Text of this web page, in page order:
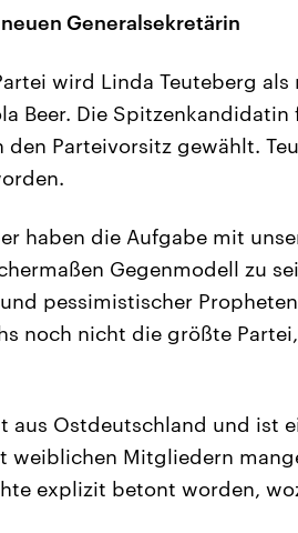
Generalsekretärin
wird Linda Teuteberg
Beer. Die
Parteivorsitz gewählt.
haben die Aufgabe mit
Gegenmodell zu
pessimistischer
noch nicht die größte
aus Ostdeutschland und ist
weiblichen Mitgliedern
explizit betont worden,